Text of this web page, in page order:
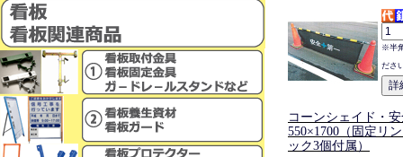
※半
ださ
コーンシェイド・
550×1700（固定リ
ック3個付属）